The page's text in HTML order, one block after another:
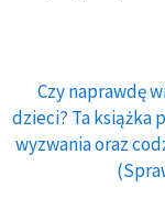
Czy naprawdę
dzieci? Ta książka
wyzwania oraz